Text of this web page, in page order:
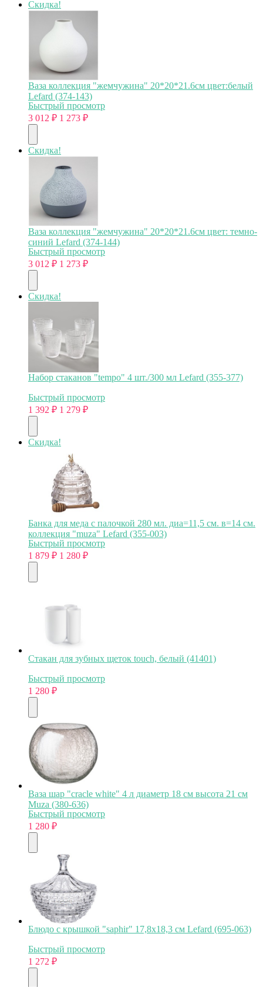
Скидка!
Ваза коллекция "жемчужина" 20*20*21.6см цвет:белый
Lefard (374-143)
Быстрый просмотр
3 012 ₽ 1 273 ₽
Скидка!
Ваза коллекция "жемчужина" 20*20*21.6см цвет: темно-
синий Lefard (374-144)
Быстрый просмотр
3 012 ₽ 1 273 ₽
Скидка!
Набор стаканов "tempo" 4 шт./300 мл Lefard (355-377)
Быстрый просмотр
1 392 ₽ 1 279 ₽
Скидка!
Банка для меда с палочкой 280 мл. диа=11,5 см. в=14 см.
коллекция "muza" Lefard (355-003)
Быстрый просмотр
1 879 ₽ 1 280 ₽
Стакан для зубных щеток touch, белый (41401)
Быстрый просмотр
1 280 ₽
Ваза шар "cracle white" 4 л диаметр 18 см высота 21 см
Muza (380-636)
Быстрый просмотр
1 280 ₽
Блюдо с крышкой "saphir" 17,8х18,3 см Lefard (695-063)
Быстрый просмотр
1 272 ₽